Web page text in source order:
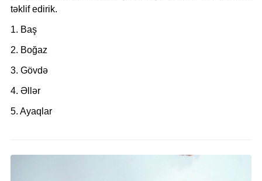
təklif edirik.
1. Baş
2. Boğaz
3. Gövdə
4. Əllər
5. Ayaqlar